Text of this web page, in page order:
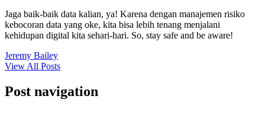
Jaga baik-baik data kalian, ya! Karena dengan manajemen risiko
kebocoran data yang oke, kita bisa lebih tenang menjalani
kehidupan digital kita sehari-hari. So, stay safe and be aware!
Jeremy Bailey
View All Posts
Post navigation